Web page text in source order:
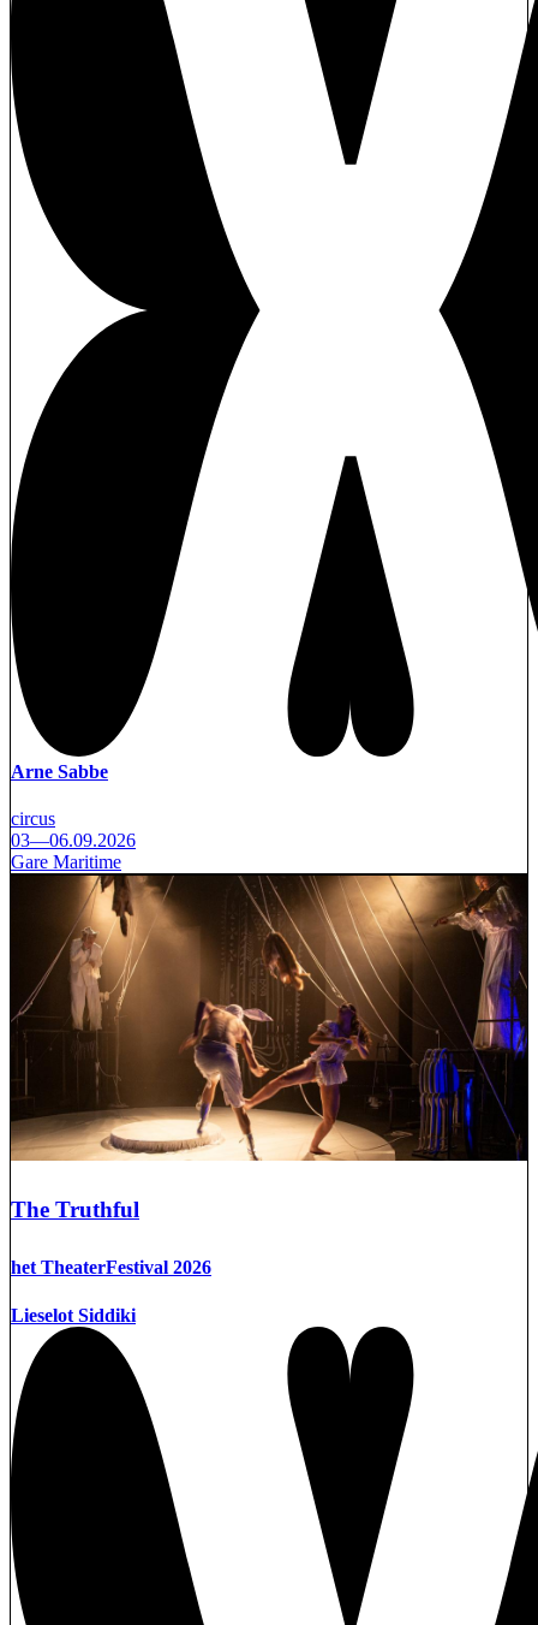
Arne Sabbe
circus
03—06.09.2026
Gare Maritime
The Truthful
het TheaterFestival 2026
Lieselot Siddiki